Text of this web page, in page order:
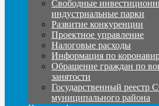
Свободные
индустриальные парки
Развитие конкуренции
Проектное управление
Налоговые расходы
Информация по
Обращение граждан по
занятости
Государственный
муниципального района